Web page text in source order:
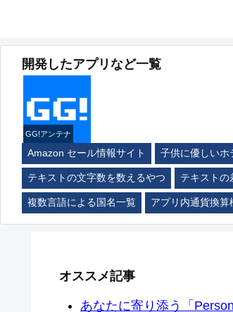
開発したアプリなど一覧
GG!アンテナ
Amazon セール情報サイト 子供に優しいホ
テキストの文字数を数えるやつ テキストの
複数言語による国名一覧 アプリ内通貨換算
オススメ記事
あなたに寄り添う「